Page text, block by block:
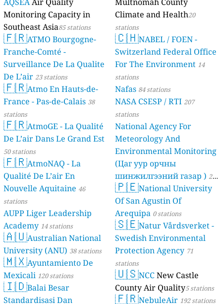
Monitoring Capacity in
Southeast Asia85 stations
🇫🇷ATMO Bourgogne-
Franche-Comté -
Surveillance De La Qualite
De L’air 23 stations
🇫🇷Atmo En Hauts-de-
France - Pas-de-Calais 38
stations
🇫🇷AtmoGE - La Qualité
De L’air Dans Le Grand Est
50 stations
🇫🇷AtmoNAQ - La
Qualité De L’air En
Nouvelle Aquitaine 46
stations
AUPP Liger Leadership
Academy 14 stations
🇦🇺Australian National
University (ANU) 38 stations
🇲🇽Ayuntamiento De
Mexicali 120 stations
🇮🇩Balai Besar
Standardisasi Dan
Climate and Health20
stations
🇨🇭NABEL / FOEN -
Switzerland Federal Office
For The Environment 14
stations
Nafas 84 stations
NASA CSESP / RTI 207
stations
National Agency For
Meteorology And
Environmental Monitoring
(Цаг уур орчны
шинжилгээний газар ) 21
stations
🇵🇪National University
Of San Agustin Of
Arequipa 0 stations
🇸🇪Natur Vårdsverket -
Swedish Environmental
Protection Agency 71
stations
🇺🇸NCCNew Castle
County Air Quality5 stations
🇫🇷NebuleAir 192 stations